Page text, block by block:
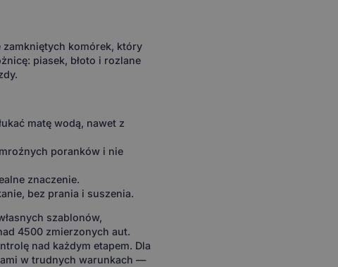
komórek, który
piasek, błoto i rozlane
matę wodą, nawet z
poranków i nie
znaczenie.
bez prania i suszenia.
szablonów,
4500 zmierzonych aut.
nad każdym etapem. Dla
w trudnych warunkach —